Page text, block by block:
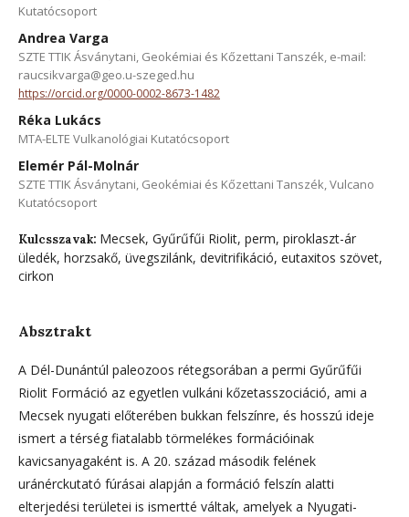
Kutatócsoport
Andrea Varga
SZTE TTIK Ásványtani, Geokémiai és Kőzettani Tanszék, e-mail:
raucsikvarga@geo.u-szeged.hu
https://orcid.org/0000-0002-8673-1482
Réka Lukács
MTA-ELTE Vulkanológiai Kutatócsoport
Elemér Pál-Molnár
SZTE TTIK Ásványtani, Geokémiai és Kőzettani Tanszék, Vulcano
Kutatócsoport
Kulcsszavak: Mecsek, Gyűrűfűi Riolit, perm, piroklaszt-ár
üledék, horzsakő, üvegszilánk, devitrifikáció, eutaxitos szövet,
cirkon
Absztrakt
A Dél-Dunántúl paleozoos rétegsorában a permi Gyűrűfűi
Riolit Formáció az egyetlen vulkáni kőzetasszociáció, ami a
Mecsek nyugati előterében bukkan felszínre, és hosszú ideje
ismert a térség fiatalabb törmelékes formációinak
kavicsanyagaként is. A 20. század második felének
uránérckutató fúrásai alapján a formáció felszín alatti
elterjedési területei is ismertté váltak, amelyek a Nyugati-